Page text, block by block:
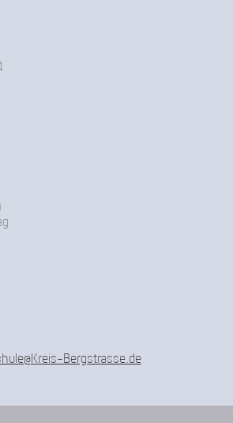
Bergstrasse.de